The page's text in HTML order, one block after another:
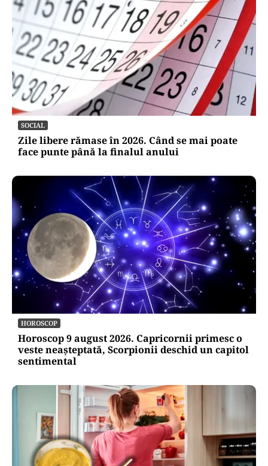
SOCIAL
Zile libere rămase în 2026. Când se mai poate
face punte până la finalul anului
HOROSCOP
Horoscop 9 august 2026. Capricornii primesc o
veste neașteptată, Scorpionii deschid un capitol
sentimental